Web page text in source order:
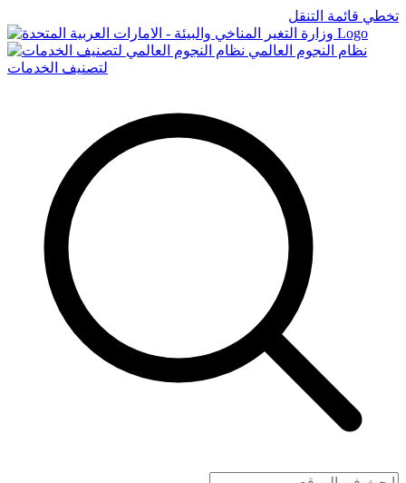
تخطي قائمة التنقل
Logo
نظام النجوم العالمي
لتصنيف الخدمات